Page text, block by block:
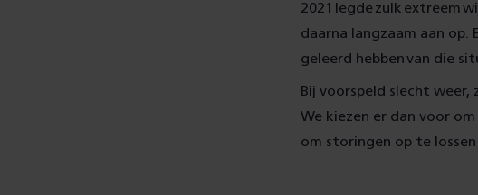
2021 legde zulk extreem
daarna langzaam aan op.
geleerd hebben van die
Bij voorspeld slecht weer,
We kiezen er dan voor
om storingen op te